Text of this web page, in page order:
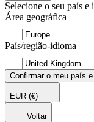
Selecione o seu país e
Área geográfica
País/região-idioma
Confirmar o meu país
EUR (€)
Voltar